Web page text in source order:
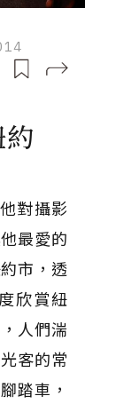
對攝影
最愛的
市，透
欣賞紐
人們湍
客的常
踏車，